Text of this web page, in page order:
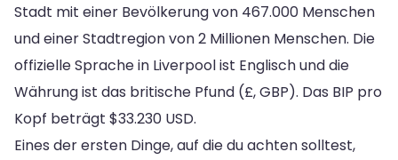
Stadt mit einer Bevölkerung von 467.000 Menschen
und einer Stadtregion von 2 Millionen Menschen. Die
offizielle Sprache in Liverpool ist Englisch und die
Währung ist das britische Pfund (£, GBP). Das BIP pro
Kopf beträgt $33.230 USD.
Eines der ersten Dinge, auf die du achten solltest,